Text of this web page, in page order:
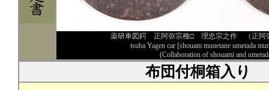
薬研車図鍔 正阿弥宗種□ 理忠宗之作 （正阿
tsuba Yagen car [shouam munetane umetada
(Collaboration of shouami and
布団付桐箱入り